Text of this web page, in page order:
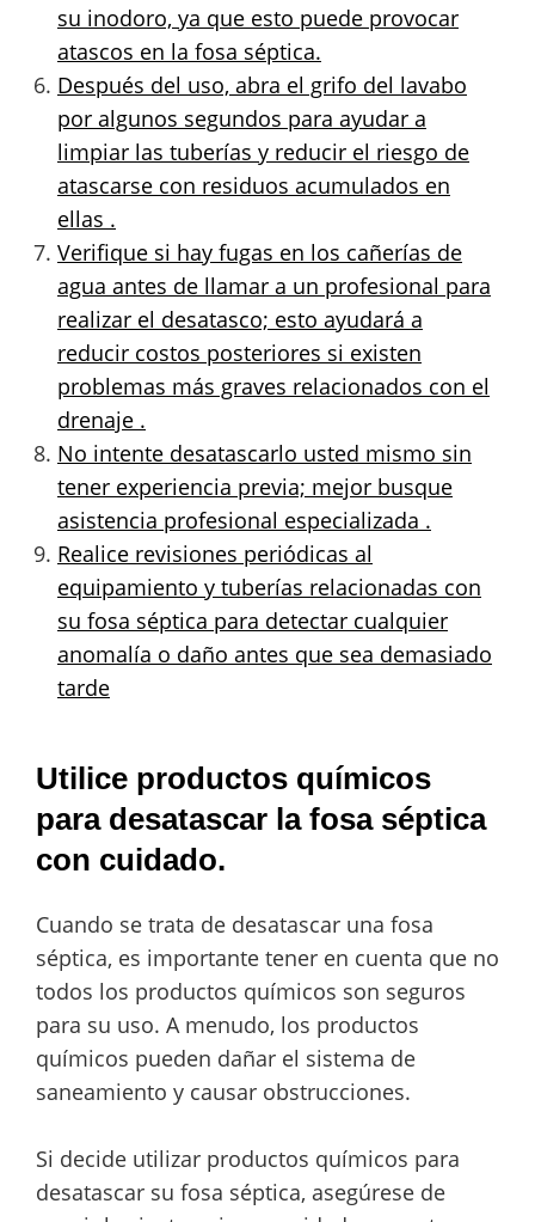
su inodoro, ya que esto puede provocar
atascos en la fosa séptica.
Después del uso, abra el grifo del lavabo
por algunos segundos para ayudar a
limpiar las tuberías y reducir el riesgo de
atascarse con residuos acumulados en
ellas .
Verifique si hay fugas en los cañerías de
agua antes de llamar a un profesional para
realizar el desatasco; esto ayudará a
reducir costos posteriores si existen
problemas más graves relacionados con el
drenaje .
No intente desatascarlo usted mismo sin
tener experiencia previa; mejor busque
asistencia profesional especializada .
Realice revisiones periódicas al
equipamiento y tuberías relacionadas con
su fosa séptica para detectar cualquier
anomalía o daño antes que sea demasiado
tarde
Utilice productos químicos
para desatascar la fosa séptica
con cuidado.
Cuando se trata de desatascar una fosa
séptica, es importante tener en cuenta que no
todos los productos químicos son seguros
para su uso. A menudo, los productos
químicos pueden dañar el sistema de
saneamiento y causar obstrucciones.
Si decide utilizar productos químicos para
desatascar su fosa séptica, asegúrese de